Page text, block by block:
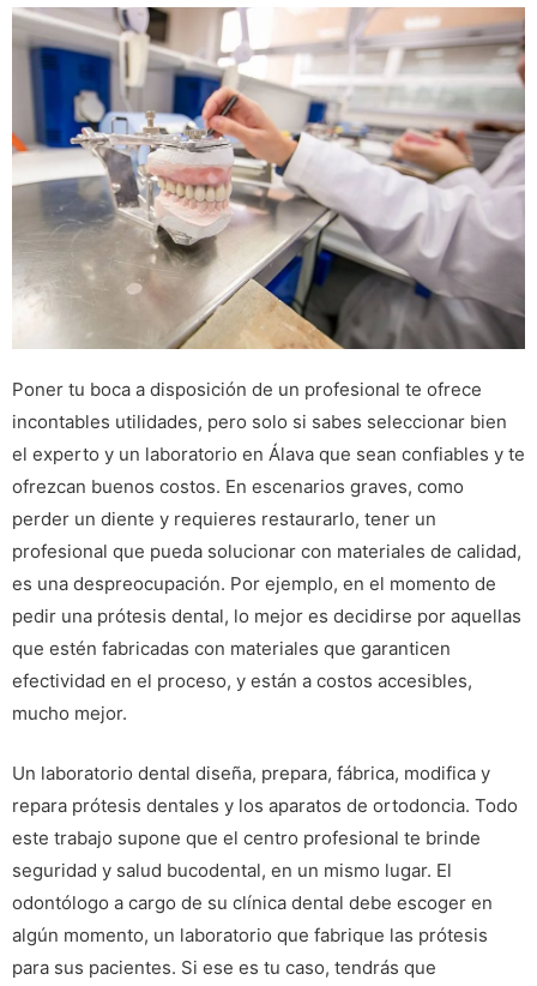
Poner tu boca a disposición de un profesional te ofrece
incontables utilidades, pero solo si sabes seleccionar bien
el experto y un laboratorio en Álava que sean confiables y te
ofrezcan buenos costos. En escenarios graves, como
perder un diente y requieres restaurarlo, tener un
profesional que pueda solucionar con materiales de calidad,
es una despreocupación. Por ejemplo, en el momento de
pedir una prótesis dental, lo mejor es decidirse por aquellas
que estén fabricadas con materiales que garanticen
efectividad en el proceso, y están a costos accesibles,
mucho mejor.
Un laboratorio dental diseña, prepara, fábrica, modifica y
repara prótesis dentales y los aparatos de ortodoncia. Todo
este trabajo supone que el centro profesional te brinde
seguridad y salud bucodental, en un mismo lugar. El
odontólogo a cargo de su clínica dental debe escoger en
algún momento, un laboratorio que fabrique las prótesis
para sus pacientes. Si ese es tu caso, tendrás que